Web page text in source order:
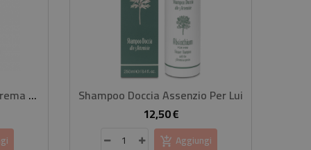
GUAM - Inthenso Effect Crema Snellente Menopausa
Shampoo Doccia Assenzio Per Lui
12,50 €Prezzo
Aggiungi